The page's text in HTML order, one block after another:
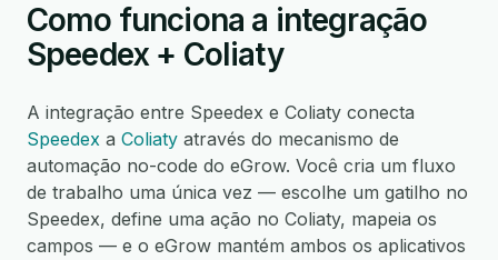
Como funciona a integração
Speedex + Coliaty
A integração entre Speedex e Coliaty conecta
Speedex a Coliaty através do mecanismo de
automação no-code do eGrow. Você cria um fluxo
de trabalho uma única vez — escolhe um gatilho no
Speedex, define uma ação no Coliaty, mapeia os
campos — e o eGrow mantém ambos os aplicativos